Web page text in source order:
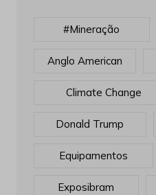
#mineração
Anglo American
Climate Change
Donald Trump
Equipamentos
Exposibram